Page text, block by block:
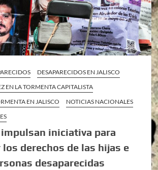
DESAPARECIDOS EN JALISCO
EN LA TORMENTA CAPITALISTA
EN JALISCO
NOTICIAS NACIONALES
iniciativa para
derechos de las hijas e
desaparecidas